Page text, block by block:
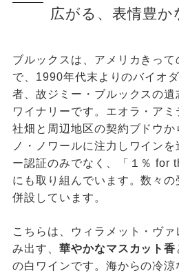
広がる、表情豊か
ブルックスは、アメリカきっ
で、1990年代末よりのバイオ
者、故ジミー・ブルックスの遺
ワイナリーです。エオラ・ア
社畑と周辺地区の契約ブドウ
ノ・ノワールに注力しワイン
ー認証のみでなく、「１％ for
にも取り組んでいます。数々
併設しています。
こちらは、ウィラメット・ヴ
み出す、 華やかなマスカット香
の白ワインです。海からの冷